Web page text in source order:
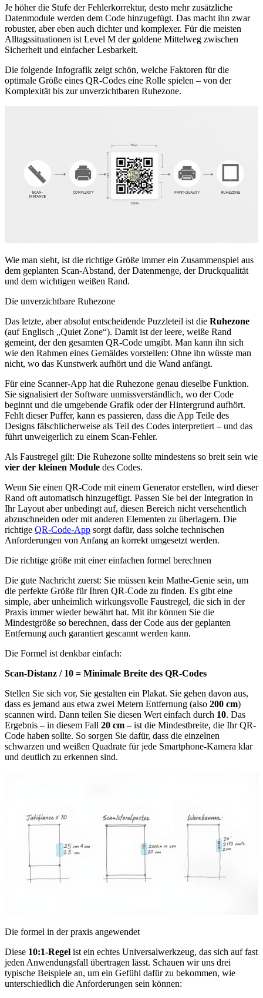
Je höher die Stufe der Fehlerkorrektur, desto mehr zusätzliche
Datenmodule werden dem Code hinzugefügt. Das macht ihn zwar
robuster, aber eben auch dichter und komplexer. Für die meisten
Alltagssituationen ist Level M der goldene Mittelweg zwischen
Sicherheit und einfacher Lesbarkeit.
Die folgende Infografik zeigt schön, welche Faktoren für die
optimale Größe eines QR‑Codes eine Rolle spielen – von der
Komplexität bis zur unverzichtbaren Ruhezone.
Wie man sieht, ist die richtige Größe immer ein Zusammenspiel aus
dem geplanten Scan-Abstand, der Datenmenge, der Druckqualität
und dem wichtigen weißen Rand.
Die unverzichtbare Ruhezone
Das letzte, aber absolut entscheidende Puzzleteil ist die Ruhezone
(auf Englisch „Quiet Zone“). Damit ist der leere, weiße Rand
gemeint, der den gesamten QR‑Code umgibt. Man kann ihn sich
wie den Rahmen eines Gemäldes vorstellen: Ohne ihn wüsste man
nicht, wo das Kunstwerk aufhört und die Wand anfängt.
Für eine Scanner-App hat die Ruhezone genau dieselbe Funktion.
Sie signalisiert der Software unmissverständlich, wo der Code
beginnt und die umgebende Grafik oder der Hintergrund aufhört.
Fehlt dieser Puffer, kann es passieren, dass die App Teile des
Designs fälschlicherweise als Teil des Codes interpretiert – und das
führt unweigerlich zu einem Scan-Fehler.
Als Faustregel gilt: Die Ruhezone sollte mindestens so breit sein wie
vier der kleinen Module des Codes.
Wenn Sie einen QR‑Code mit einem Generator erstellen, wird dieser
Rand oft automatisch hinzugefügt. Passen Sie bei der Integration in
Ihr Layout aber unbedingt auf, diesen Bereich nicht versehentlich
abzuschneiden oder mit anderen Elementen zu überlagern. Die
richtige QR‑Code‑App sorgt dafür, dass solche technischen
Anforderungen von Anfang an korrekt umgesetzt werden.
Die richtige größe mit einer einfachen formel berechnen
Die gute Nachricht zuerst: Sie müssen kein Mathe-Genie sein, um
die perfekte Größe für Ihren QR-Code zu finden. Es gibt eine
simple, aber unheimlich wirkungsvolle Faustregel, die sich in der
Praxis immer wieder bewährt hat. Mit ihr können Sie die
Mindestgröße so berechnen, dass der Code aus der geplanten
Entfernung auch garantiert gescannt werden kann.
Die Formel ist denkbar einfach:
Scan-Distanz / 10 = Minimale Breite des QR-Codes
Stellen Sie sich vor, Sie gestalten ein Plakat. Sie gehen davon aus,
dass es jemand aus etwa zwei Metern Entfernung (also 200 cm)
scannen wird. Dann teilen Sie diesen Wert einfach durch 10. Das
Ergebnis – in diesem Fall 20 cm – ist die Mindestbreite, die Ihr QR-
Code haben sollte. So sorgen Sie dafür, dass die einzelnen
schwarzen und weißen Quadrate für jede Smartphone-Kamera klar
und deutlich zu erkennen sind.
Die formel in der praxis angewendet
Diese 10:1-Regel ist ein echtes Universalwerkzeug, das sich auf fast
jeden Anwendungsfall übertragen lässt. Schauen wir uns drei
typische Beispiele an, um ein Gefühl dafür zu bekommen, wie
unterschiedlich die Anforderungen sein können: